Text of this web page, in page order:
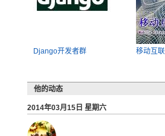
Django开发者群 移动互
他的动态
2014年03月15日 星期六